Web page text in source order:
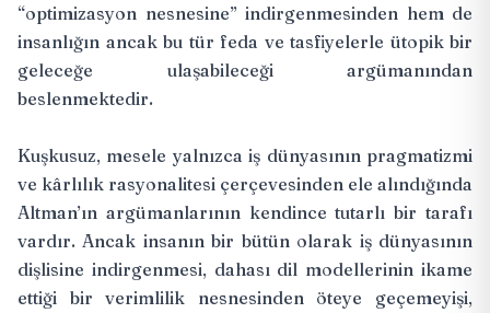
“optimizasyon nesnesine” indirgenmesinden hem de
insanlığın ancak bu tür feda ve tasfiyelerle ütopik bir
geleceğe ulaşabileceği argümanından
beslenmektedir.
Kuşkusuz, mesele yalnızca iş dünyasının pragmatizmi
ve kârlılık rasyonalitesi çerçevesinden ele alındığında
Altman’ın argümanlarının kendince tutarlı bir tarafı
vardır. Ancak insanın bir bütün olarak iş dünyasının
dişlisine indirgenmesi, dahası dil modellerinin ikame
ettiği bir verimlilik nesnesinden öteye geçemeyişi,